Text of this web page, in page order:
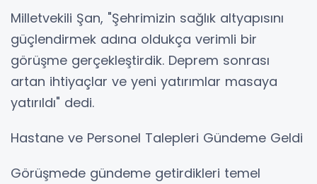
Milletvekili Şan, "Şehrimizin sağlık altyapısını
güçlendirmek adına oldukça verimli bir
görüşme gerçekleştirdik. Deprem sonrası
artan ihtiyaçlar ve yeni yatırımlar masaya
yatırıldı" dedi.
Hastane ve Personel Talepleri Gündeme Geldi
Görüşmede gündeme getirdikleri temel